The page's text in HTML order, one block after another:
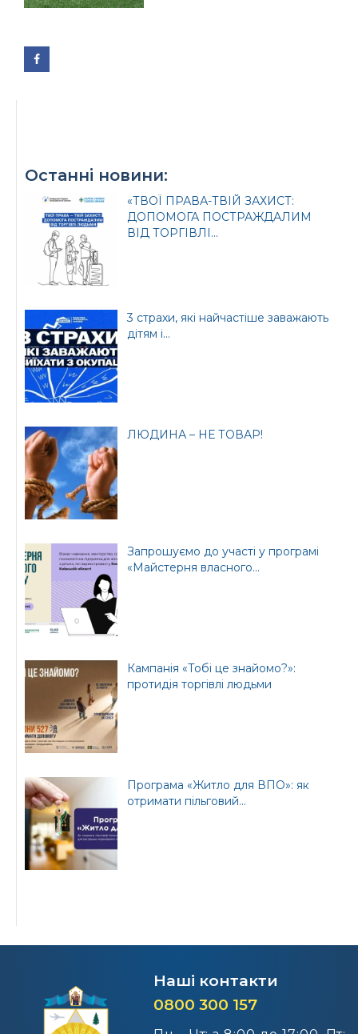
Останні новини:
«ТВОЇ ПРАВА-ТВІЙ ЗАХИСТ:
ДОПОМОГА ПОСТРАЖДАЛИМ
ВІД ТОРГІВЛІ...
3 страхи, які найчастіше заважають
дітям і...
ЛЮДИНА – НЕ ТОВАР!
Запрошуємо до участі у програмі
«Майстерня власного...
Кампанія «Тобі це знайомо?»:
протидія торгівлі людьми
Програма «Житло для ВПО»: як
отримати пільговий...
Наші контакти
0800 300 157